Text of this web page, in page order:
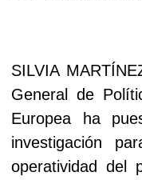
SILVIA
General de
Europea ha
investigación
operatividad del